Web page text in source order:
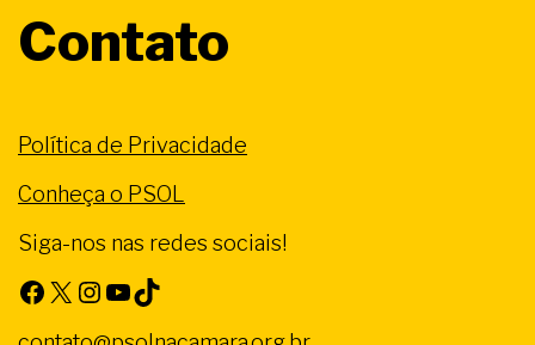
Contato
Política de Privacidade
Conheça o PSOL
Siga-nos nas redes sociais!
Facebook X Instagram Youtube TikTok